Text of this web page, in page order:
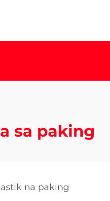
sa paking
na paking